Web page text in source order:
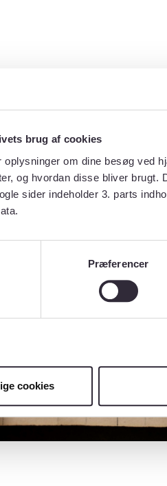
brug af cookies
oplysninger om dine besøg ved
og hvordan disse bliver
sider indeholder 3. parts
Præferencer
cookies